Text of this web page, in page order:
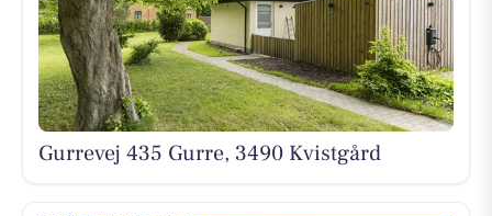
Gurrevej 435 Gurre, 3490 Kvistgård